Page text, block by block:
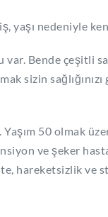
yaşı nedeniyle
Bende çeşitli
sizin
50 olmak
ve şeker
hareketsizlik ve